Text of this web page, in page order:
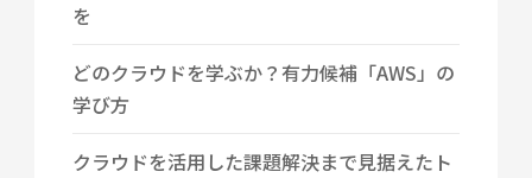
を
どのクラウドを学ぶか？有力候補「AWS」の
学び方
クラウドを活用した課題解決まで見据えたト